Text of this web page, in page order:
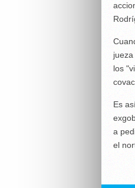
los
Es
a
el